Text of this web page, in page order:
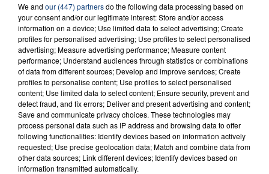
23 juillet 2026
INCENDIE MORTEL À LENS : UNE FEMME ET
SON BÉBÉ ENTRE LA VIE ET LA...
Un homme s'est immolé par le feu après avoir
aspergé sa compagne et leur bébé de trois mois
d'un liquide inflammable.
We and our (447) partnersdo the following data processing based on
your consent and/or our legitimate interest: Store and/or access
information on a device; Use limited data to select advertising; Create
profiles for personalised advertising; Use profiles to select personalised
advertising; Measure advertising performance; Measure content
performance; Understand audiences through statistics or combinations
of data from different sources; Develop and improve services; Create
profiles to personalise content; Use profiles to select personalised
content; Use limited data to select content; Ensure security, prevent and
detect fraud, and fix errors; Deliver and present advertising and content;
Save and communicate privacy choices. These technologies may
process personal data such as IP address and browsing data to offer
following functionalities: Identify devices based on information actively
requested; Use precise geolocation data; Match and combine data from
other data sources; Link different devices; Identify devices based on
information transmitted automatically.